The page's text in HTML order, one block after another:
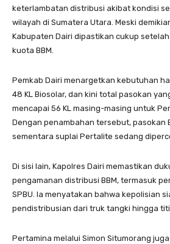
keterlambatan distribusi akibat kondisi
wilayah di Sumatera Utara. Meski
Kabupaten Dairi dipastikan cukup
kuota BBM.
Pemkab Dairi menargetkan kebutuhan
48 KL Biosolar, dan kini total pasokan
mencapai 56 KL masing-masing untuk
Dengan penambahan tersebut, pasokan
sementara suplai Pertalite sedang
Di sisi lain, Kapolres Dairi memastikan
pengamanan distribusi BBM, termasuk
SPBU. Ia menyatakan bahwa kepolisian
pendistribusian dari truk tangki hingga
Pertamina melalui Simon Situmorang